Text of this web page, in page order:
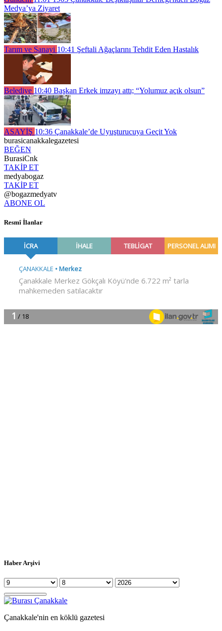
Medya’ya Ziyaret
Tarım ve Sanayi 10:41 Şeftali Ağaçlarını Tehdit Eden Hastalık
Belediye 10:40 Başkan Erkek imzayı attı; “Yolumuz açık olsun”
ASAYİŞ 10:36 Çanakkale’de Uyuşturucuya Geçit Yok
burasicanakkalegazetesi
BEĞEN
BurasiCnk
TAKİP ET
medyabogaz
TAKİP ET
@bogazmedyatv
ABONE OL
Resmî İlanlar
Haber Arşivi
Çanakkale'nin en köklü gazetesi